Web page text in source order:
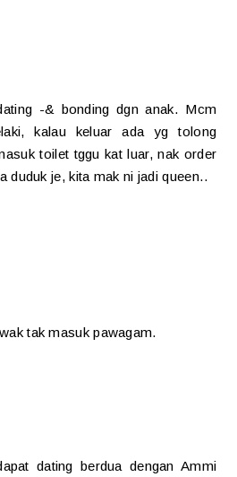
-& bonding dgn anak. Mcm
kalau keluar ada yg tolong
toilet tggu kat luar, nak order
duduk je, kita mak ni jadi queen..
tak masuk pawagam.
dating berdua dengan Ammi